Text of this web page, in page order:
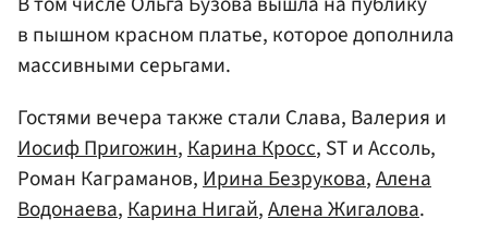
в пышном красном платье, которое дополнила
массивными серьгами.
Гостями вечера также стали Слава, Валерия и
Иосиф Пригожин, Карина Кросс, ST и Ассоль,
Роман Каграманов, Ирина Безрукова,Алена
Водонаева, Карина Нигай,Алена Жигалова.